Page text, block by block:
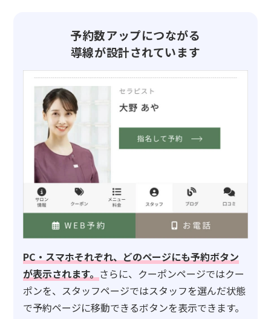
予約数アップにつながる
導線が設計されています
PC・スマホそれぞれ、どのページにも予約ボタン
が表示されます。さらに、クーポンページではクー
ポンを、スタッフページではスタッフを選んだ状態
で予約ページに移動できるボタンを表示できます。